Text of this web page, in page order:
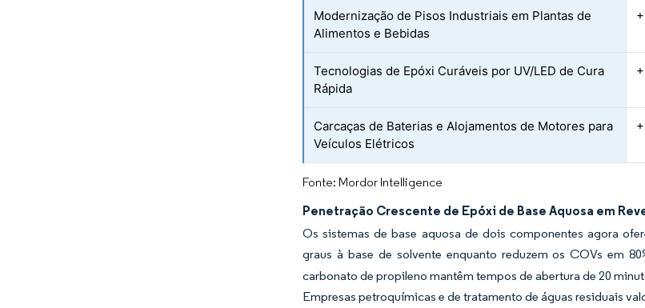
Modernização de Pisos Industriais em Plantas de
Alimentos e Bebidas
Tecnologias de Epóxi Curáveis por UV/LED de Cura
Rápida
Carcaças de Baterias e Alojamentos de Motores para
Veículos Elétricos
Fonte: Mordor Intelligence
Penetração Crescente de Epóxi de Base Aquosa em
Os sistemas de base aquosa de dois componentes agora
graus à base de solvente enquanto reduzem os COVs em
carbonato de propileno mantêm tempos de abertura de 20
Empresas petroquímicas e de tratamento de águas residuais